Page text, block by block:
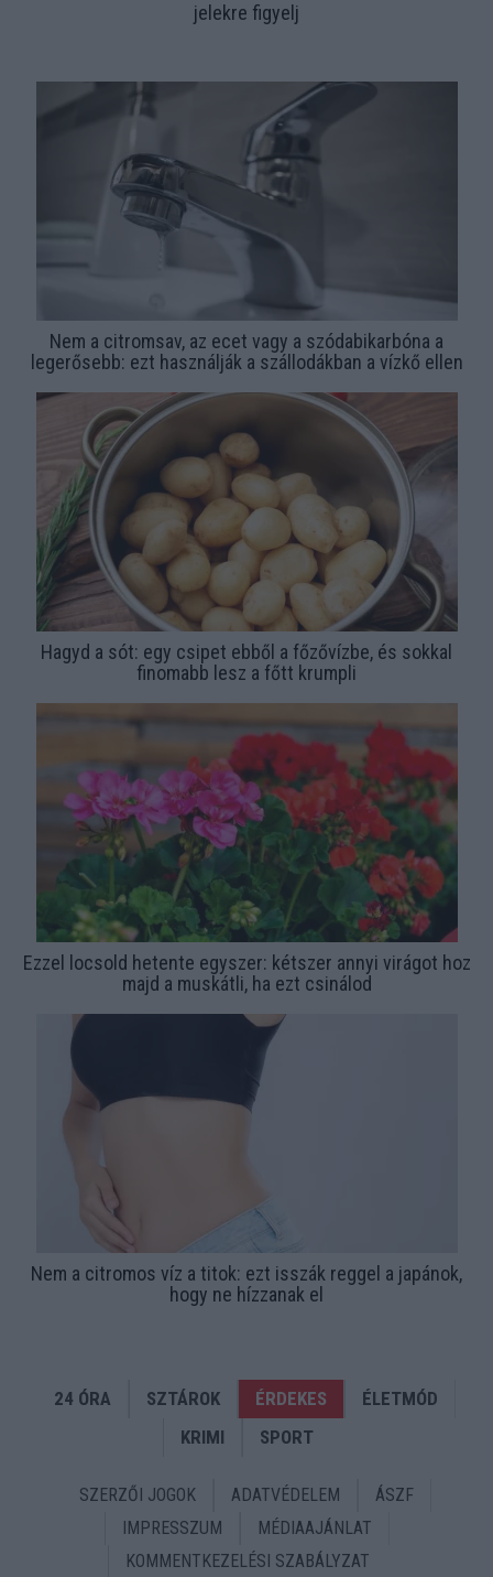
jelekre figyelj
Nem a citromsav, az ecet vagy a szódabikarbóna a
legerősebb: ezt használják a szállodákban a vízkő ellen
Hagyd a sót: egy csipet ebből a főzővízbe, és sokkal
finomabb lesz a főtt krumpli
Ezzel locsold hetente egyszer: kétszer annyi virágot hoz
majd a muskátli, ha ezt csinálod
Nem a citromos víz a titok: ezt isszák reggel a japánok,
hogy ne hízzanak el
24 ÓRA SZTÁROK ÉRDEKES
ÉLETMÓD
KRIMI
SPORT
SZERZŐI JOGOK ADATVÉDELEM
ÁSZF
IMPRESSZUM
MÉDIAAJÁNLAT
KOMMENTKEZELÉSI SZABÁLYZAT